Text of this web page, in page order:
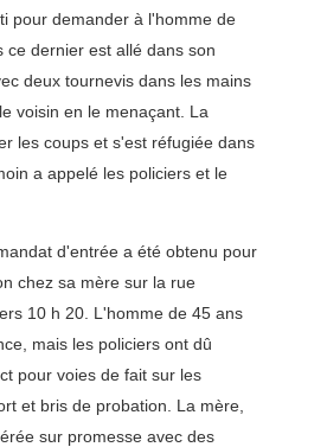
pour demander à l'homme de
ce dernier est allé dans son
deux tournevis dans les mains
voisin en le menaçant. La
les coups et s'est réfugiée dans
a appelé les policiers et le
d'entrée a été obtenu pour
chez sa mère sur la rue
10 h 20. L'homme de 45 ans
mais les policiers ont dû
pour voies de fait sur les
et bris de probation. La mère,
sur promesse avec des